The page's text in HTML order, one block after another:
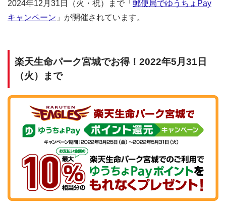
2024年12月31日（火・祝）まで「 郵便局でゆうちょPay
キャンペーン 」が開催されています。
楽天生命パーク宮城でお得！2022年5月31日
（火）まで